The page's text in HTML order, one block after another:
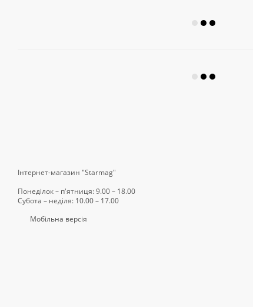
Інтернет-магазин "Starmag"
Понеділок – п'ятниця: 9.00 – 18.00
Субота – неділя: 10.00 – 17.00
Мобільна версія